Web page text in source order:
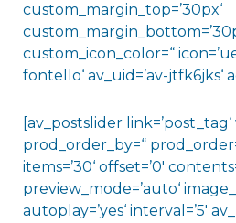
custom_margin_top=’30px‘
custom_icon_color=“
fontello‘ av_uid=’av-jtfk6jks‘
[av_postslider
prod_order_by=“
items=’30‘ offset=’0′
preview_mode=’auto‘
autoplay=’yes‘ interval=’5′